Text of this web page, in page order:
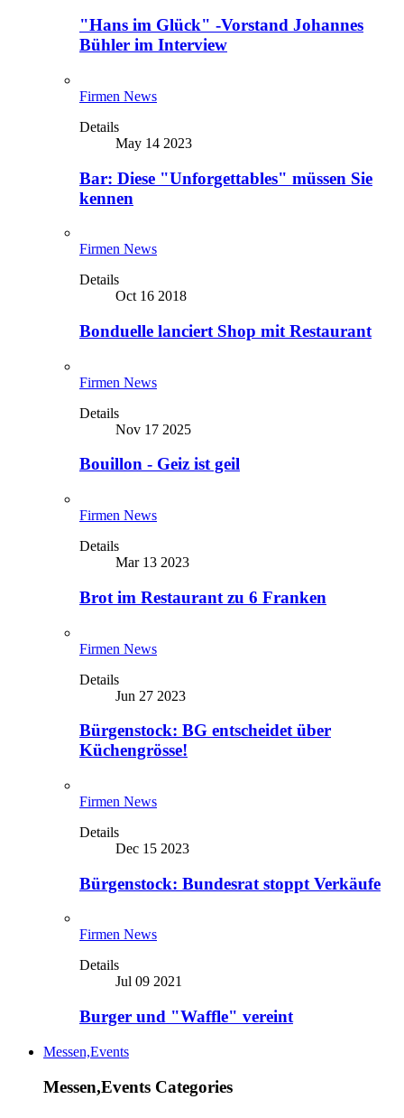
"Hans im Glück" -Vorstand Johannes
Bühler im Interview
Firmen News
Details
May 14 2023
Bar: Diese "Unforgettables" müssen Sie
kennen
Firmen News
Details
Oct 16 2018
Bonduelle lanciert Shop mit Restaurant
Firmen News
Details
Nov 17 2025
Bouillon - Geiz ist geil
Firmen News
Details
Mar 13 2023
Brot im Restaurant zu 6 Franken
Firmen News
Details
Jun 27 2023
Bürgenstock: BG entscheidet über
Küchengrösse!
Firmen News
Details
Dec 15 2023
Bürgenstock: Bundesrat stoppt Verkäufe
Firmen News
Details
Jul 09 2021
Burger und "Waffle" vereint
Messen,Events
Messen,Events Categories